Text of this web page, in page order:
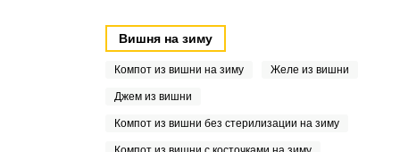
Вишня на зиму
Компот из вишни на зиму Желе из вишни
Джем из вишни
Компот из вишни без стерилизации на зиму